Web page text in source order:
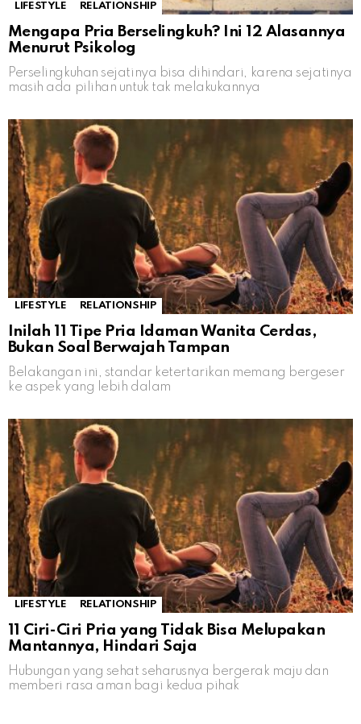
LIFESTYLE RELATIONSHIP
Mengapa Pria Berselingkuh? Ini 12 Alasannya
Menurut Psikolog
Perselingkuhan sejatinya bisa dihindari, karena sejatinya
masih ada pilihan untuk tak melakukannya
LIFESTYLE RELATIONSHIP
Inilah 11 Tipe Pria Idaman Wanita Cerdas,
Bukan Soal Berwajah Tampan
Belakangan ini, standar ketertarikan memang bergeser
ke aspek yang lebih dalam
LIFESTYLE RELATIONSHIP
11 Ciri-Ciri Pria yang Tidak Bisa Melupakan
Mantannya, Hindari Saja
Hubungan yang sehat seharusnya bergerak maju dan
memberi rasa aman bagi kedua pihak